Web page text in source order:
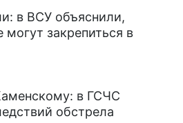
в ВСУ объяснили,
могут закрепиться в
в ГСЧС
обстрела